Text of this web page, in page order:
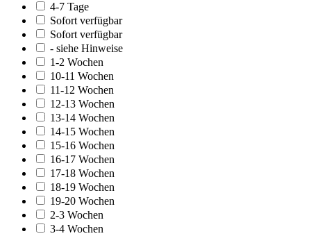
4-7 Tage
Sofort verfügbar
Sofort verfügbar
- siehe Hinweise
1-2 Wochen
10-11 Wochen
11-12 Wochen
12-13 Wochen
13-14 Wochen
14-15 Wochen
15-16 Wochen
16-17 Wochen
17-18 Wochen
18-19 Wochen
19-20 Wochen
2-3 Wochen
3-4 Wochen